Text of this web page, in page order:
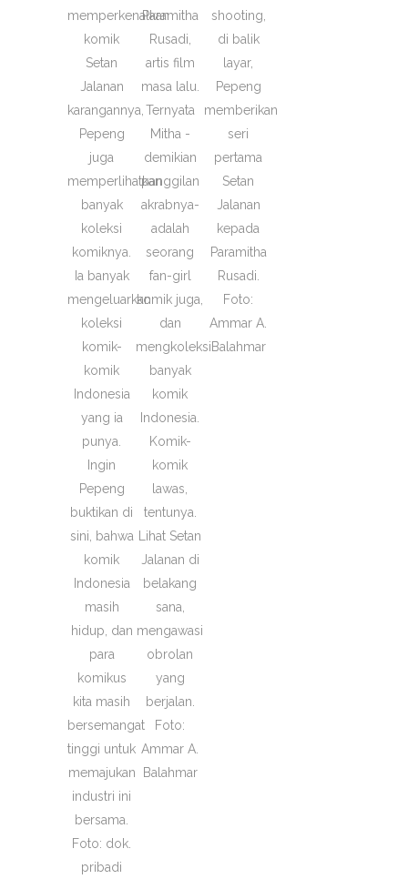
memperkenalkan
komik
Setan
Jalanan
karangannya,
Pepeng
juga
memperlihatkan
banyak
koleksi
komiknya.
Ia banyak
mengeluarkan
koleksi
komik-
komik
Indonesia
yang ia
punya.
Ingin
Pepeng
buktikan di
sini, bahwa
komik
Indonesia
masih
hidup, dan
para
komikus
kita masih
bersemangat
tinggi untuk
memajukan
industri ini
bersama.
Foto: dok.
pribadi
Paramitha
Rusadi,
artis film
masa lalu.
Ternyata
Mitha -
demikian
panggilan
akrabnya-
adalah
seorang
fan-girl
komik juga,
dan
mengkoleksi
banyak
komik
Indonesia.
Komik-
komik
lawas,
tentunya.
Lihat Setan
Jalanan di
belakang
sana,
mengawasi
obrolan
yang
berjalan.
Foto:
Ammar A.
Balahmar
shooting,
di balik
layar,
Pepeng
memberikan
seri
pertama
Setan
Jalanan
kepada
Paramitha
Rusadi.
Foto:
Ammar A.
Balahmar